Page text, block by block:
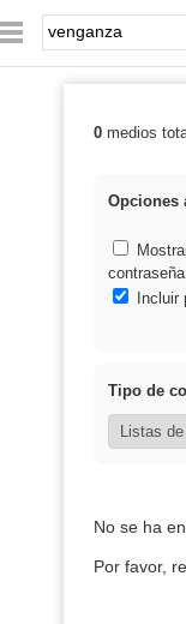
Palabra o frase:
0medios
Opciones
contraseña
Incluir
Tipo de
No se ha
Por favor,